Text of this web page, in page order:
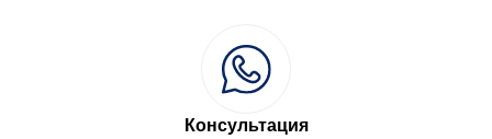
Консультация